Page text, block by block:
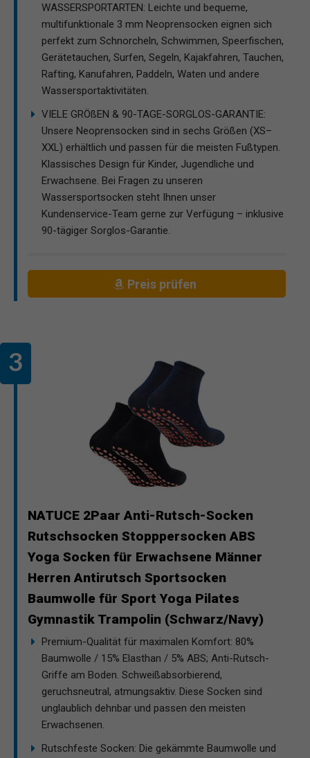
WASSERSPORTARTEN: Leichte und bequeme,
multifunktionale 3 mm Neoprensocken eignen sich
perfekt zum Schnorcheln, Schwimmen, Speerfischen,
Gerätetauchen, Surfen, Segeln, Kajakfahren, Tauchen,
Rafting, Kanufahren, Paddeln, Waten und andere
Wassersportaktivitäten.
VIELE GRÖßEN & 90-TAGE-SORGLOS-GARANTIE:
Unsere Neoprensocken sind in sechs Größen (XS–
XXL) erhältlich und passen für die meisten Fußtypen.
Klassisches Design für Kinder, Jugendliche und
Erwachsene. Bei Fragen zu unseren
Wassersportsocken steht Ihnen unser
Kundenservice-Team gerne zur Verfügung – inklusive
90-tägiger Sorglos-Garantie.
Preis prüfen
NATUCE 2Paar Anti-Rutsch-Socken
Rutschsocken Stopppersocken ABS
Yoga Socken für Erwachsene Männer
Herren Antirutsch Sportsocken
Baumwolle für Sport Yoga Pilates
Gymnastik Trampolin (Schwarz/Navy)
Premium-Qualität für maximalen Komfort: 80%
Baumwolle / 15% Elasthan / 5% ABS; Anti-Rutsch-
Griffe am Boden. Schweißabsorbierend,
geruchsneutral, atmungsaktiv. Diese Socken sind
unglaublich dehnbar und passen den meisten
Erwachsenen.
Rutschfeste Socken: Die gekämmte Baumwolle und